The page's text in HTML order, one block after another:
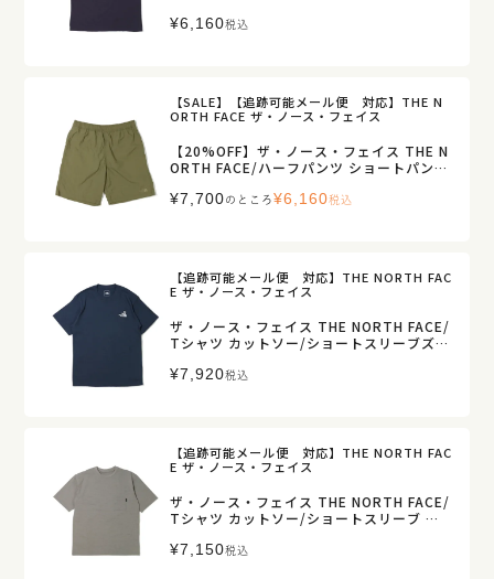
【正規取扱】
¥6,160税込
【SALE】【追跡可能メール便 対応】THE N
ORTH FACE ザ・ノース・フェイス
【20%OFF】ザ・ノース・フェイス THE N
ORTH FACE/ハーフパンツ ショートパン
【正規取扱】
¥7,700 のところ¥6,160税込
【追跡可能メール便 対応】THE NORTH FAC
E ザ・ノース・フェイス
ザ・ノース・フェイス THE NORTH FACE/
Tシャツ カットソー/ショートスリーブズー
扱】
¥7,920税込
【追跡可能メール便 対応】THE NORTH FAC
E ザ・ノース・フェイス
ザ・ノース・フェイス THE NORTH FACE/
Tシャツ カットソー/ショートスリーブ エ
取扱】
¥7,150税込